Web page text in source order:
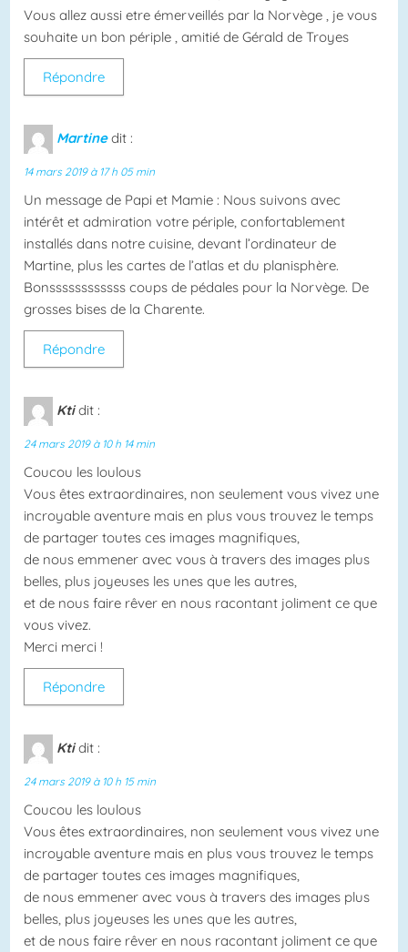
Vous allez aussi etre émerveillés par la Norvège , je vous
souhaite un bon périple , amitié de Gérald de Troyes
Répondre
Martine dit :
14 mars 2019 à 17 h 05 min
Un message de Papi et Mamie : Nous suivons avec
intérêt et admiration votre périple, confortablement
installés dans notre cuisine, devant l’ordinateur de
Martine, plus les cartes de l’atlas et du planisphère.
Bonssssssssssss coups de pédales pour la Norvège. De
grosses bises de la Charente.
Répondre
Kti dit :
24 mars 2019 à 10 h 14 min
Coucou les loulous
Vous êtes extraordinaires, non seulement vous vivez une
incroyable aventure mais en plus vous trouvez le temps
de partager toutes ces images magnifiques,
de nous emmener avec vous à travers des images plus
belles, plus joyeuses les unes que les autres,
et de nous faire rêver en nous racontant joliment ce que
vous vivez.
Merci merci !
Répondre
Kti dit :
24 mars 2019 à 10 h 15 min
Coucou les loulous
Vous êtes extraordinaires, non seulement vous vivez une
incroyable aventure mais en plus vous trouvez le temps
de partager toutes ces images magnifiques,
de nous emmener avec vous à travers des images plus
belles, plus joyeuses les unes que les autres,
et de nous faire rêver en nous racontant joliment ce que